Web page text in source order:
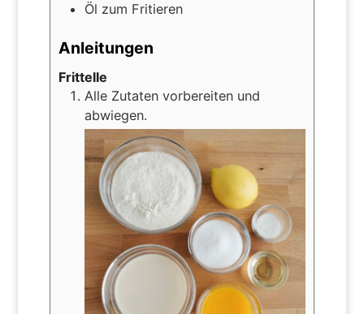
Öl zum Fritieren
Anleitungen
Frittelle
Alle Zutaten vorbereiten und
abwiegen.